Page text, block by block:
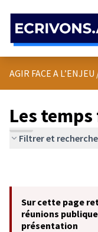
AGIR FACE A L’ENJEU
Les
Filtrer et
Sur cette page
réunions
présentation